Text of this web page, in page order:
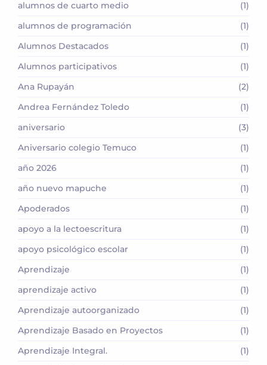
alumnos de cuarto medio
(1)
alumnos de programación
(1)
Alumnos Destacados
(1)
Alumnos participativos
(1)
Ana Rupayán
(2)
Andrea Fernández Toledo
(1)
aniversario
(3)
Aniversario colegio Temuco
(1)
año 2026
(1)
año nuevo mapuche
(1)
Apoderados
(1)
apoyo a la lectoescritura
(1)
apoyo psicológico escolar
(1)
Aprendizaje
(1)
aprendizaje activo
(1)
Aprendizaje autoorganizado
(1)
Aprendizaje Basado en Proyectos
(1)
Aprendizaje Integral.
(1)